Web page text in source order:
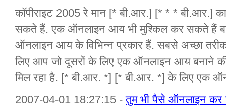
कॉपीराइट 2005 रे मान [* बी.आर.] [* * * बी.आर.]
सकते हैं. एक ऑनलाइन आय भी मुश्किल कर सकते हैं
ऑनलाइन आय के विभिन्न प्रकार हैं. सबसे अच्छा
लिए आप जो दूसरों के लिए एक ऑनलाइन आय बनाने
मिल रहा है. [* बी.आर. *] [* बी.आर. *] के लिए एक
2007-04-01 18:27:15 -तुम भी पैसे ऑनलाइन